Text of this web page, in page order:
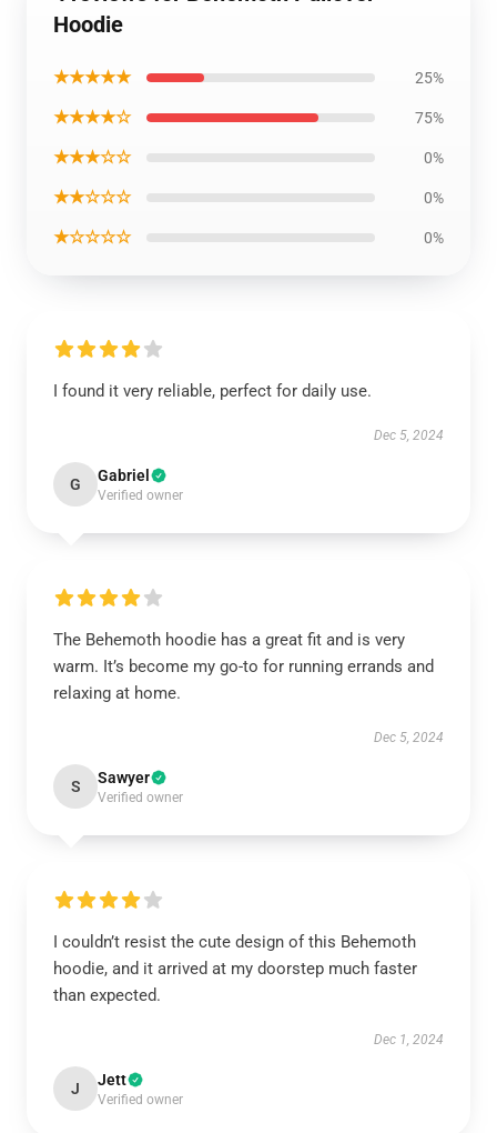
Hoodie
★★★★★ 25%
★★★★☆ 75%
★★★☆☆ 0%
★★☆☆☆ 0%
★☆☆☆☆ 0%
I found it very reliable, perfect for daily use.
Dec 5, 2024
G Gabriel
Verified owner
The Behemoth hoodie has a great fit and is very
warm. It’s become my go-to for running errands and
relaxing at home.
Dec 5, 2024
S Sawyer
Verified owner
I couldn’t resist the cute design of this Behemoth
hoodie, and it arrived at my doorstep much faster
than expected.
Dec 1, 2024
J Jett
Verified owner